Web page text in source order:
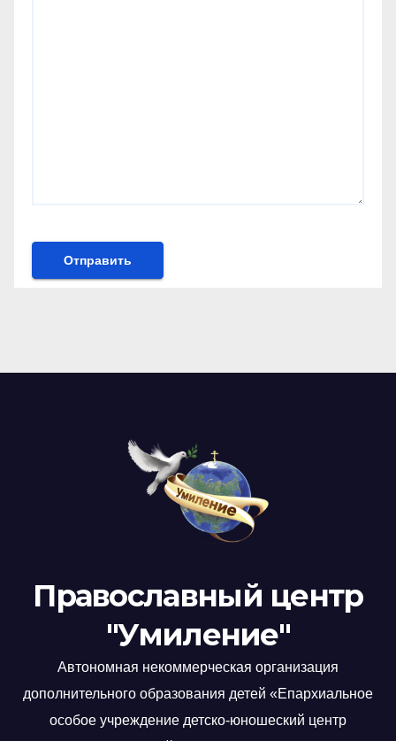
Православный центр
"Умиление"
Автономная некоммерческая организация
дополнительного образования детей «Епархиальное
особое учреждение детско-юношеский центр